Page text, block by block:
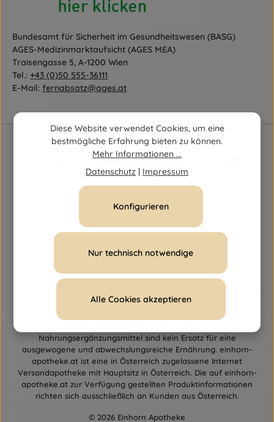
Bundesamt für Sicherheit im Gesundheitswesen (BASG)
AGES-Medizinmarktaufsicht (AGES MEA)
Traisengasse 5, A-1200 Wien
Tel.: +43 (0)50 555-36111
E-Mail: fernabsatz@ages.at
Vertrag widerrufen
© 2026 Einhorn Apotheke
Alle Preise inkl. gesetzl. Mehrwertsteuer zzgl. Versandkosten
ggf. Nachnahmegebühren, wenn nicht anders angegeben. Alle
Österreich versendet und sind dort zugelassen. Über Wirkung
und mögliche unerwünschte Wirkungen informieren
Nahrungsergänzungsmittel sind kein Ersatz für eine
ausgewogene und abwechslungsreiche Ernährung. einhorn-
apotheke.at ist eine in Österreich zugelassene Internet
Versandapotheke mit Hauptsitz in Österreich. Die auf einhorn-
apotheke.at zur Verfügung gestellten Produktinformationen
richten sich ausschließlich an Kunden aus Österreich.
Diese Website verwendet Cookies, um eine
bestmögliche Erfahrung bieten zu können.
Mehr Informationen ...
Datenschutz | Impressum
Nur technisch notwendige
Konfigurieren
Alle Cookies akzeptieren